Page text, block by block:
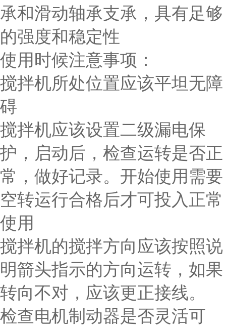
承和滑动轴承支承，具有足够
的强度和稳定性
使用时候注意事项：
搅拌机所处位置应该平坦无障
碍
搅拌机应该设置二级漏电保
护，启动后，检查运转是否正
常，做好记录。开始使用需要
空转运行合格后才可投入正常
使用
搅拌机的搅拌方向应该按照说
明箭头指示的方向运转，如果
转向不对，应该更正接线。
检查电机制动器是否灵活可